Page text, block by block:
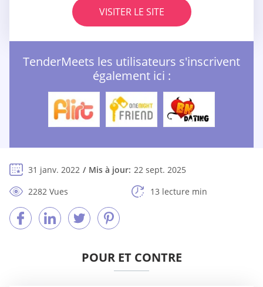
VISITER LE SITE
TenderMeets les utilisateurs s'inscrivent
également ici :
31 janv. 2022 Mis à jour: 22 sept. 2025
2282 Vues
13 lecture min
POUR ET CONTRE